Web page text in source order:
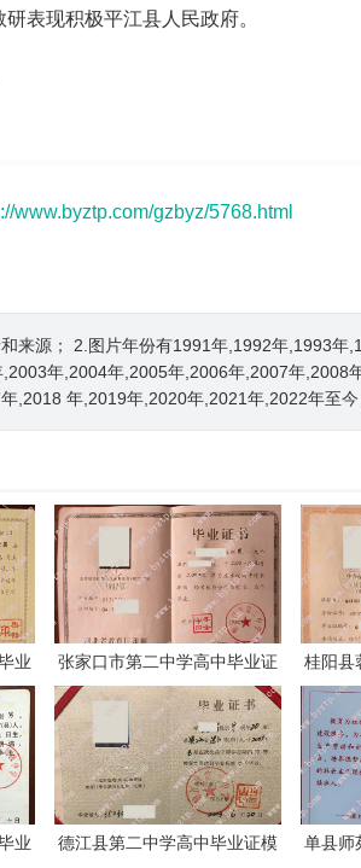
表现积极平江县人民政府。
www.byztp.com/gzbyz/5768.html
来源； 2.图片年份有1991年,1992年,1993年
年,2004年,2005年,2006年,2007年,2008
,2018 年,2019年,2020年,2021年,2022年至今
业
张家口市第二中学高中毕业证
模板样本
桂阳县
业
德江县第二中学高中毕业证模
单县师